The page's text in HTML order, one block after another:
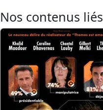
Nos contenus liés